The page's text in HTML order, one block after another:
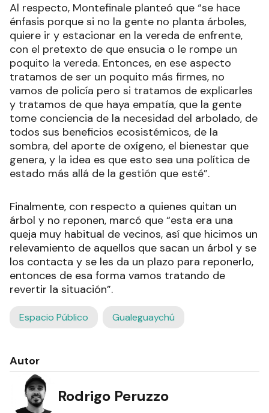
Al respecto, Montefinale planteó que “se hace
énfasis porque si no la gente no planta árboles,
quiere ir y estacionar en la vereda de enfrente,
con el pretexto de que ensucia o le rompe un
poquito la vereda. Entonces, en ese aspecto
tratamos de ser un poquito más firmes, no
vamos de policía pero si tratamos de explicarles
y tratamos de que haya empatía, que la gente
tome conciencia de la necesidad del arbolado, de
todos sus beneficios ecosistémicos, de la
sombra, del aporte de oxígeno, el bienestar que
genera, y la idea es que esto sea una política de
estado más allá de la gestión que esté”.
Finalmente, con respecto a quienes quitan un
árbol y no reponen, marcó que “esta era una
queja muy habitual de vecinos, así que hicimos un
relevamiento de aquellos que sacan un árbol y se
los contacta y se les da un plazo para reponerlo,
entonces de esa forma vamos tratando de
revertir la situación”.
Espacio Público Gualeguaychú
Autor
Rodrigo Peruzzo